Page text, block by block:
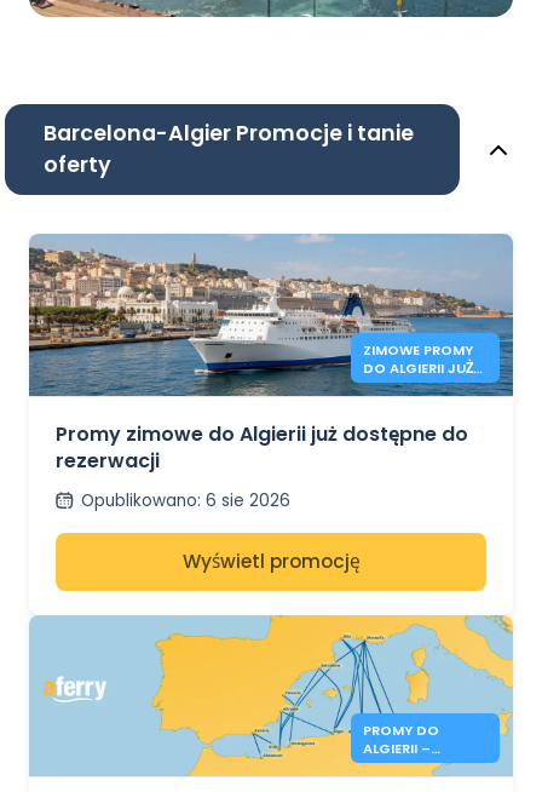
Barcelona-Algier Promocje i tanie
oferty
ZIMOWE PROMY
DO ALGIERII JUŻ
OTWARTE
Promy zimowe do Algierii już dostępne do
rezerwacji
Opublikowano: 6 sie 2026
Wyświetl promocję
PROMY DO
ALGIERII –
REZERWACJE NA